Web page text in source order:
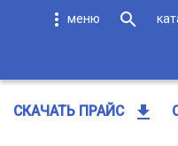
more_vert search
СКАЧАТЬ ПРАЙС get_app